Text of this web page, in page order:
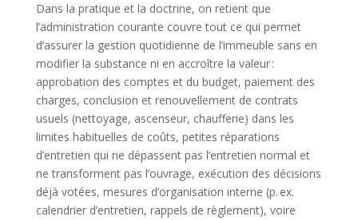
Dans la pratique et la doctrine, on retient que
l’administration courante couvre tout ce qui permet
d’assurer la gestion quotidienne de l’immeuble sans en
modifier la substance ni en accroître la valeur :
approbation des comptes et du budget, paiement des
charges, conclusion et renouvellement de contrats
usuels (nettoyage, ascenseur, chaufferie) dans les
limites habituelles de coûts, petites réparations
d’entretien qui ne dépassent pas l’entretien normal et
ne transforment pas l’ouvrage, exécution des décisions
déjà votées, mesures d’organisation interne (p. ex.
calendrier d’entretien, rappels de règlement), voire